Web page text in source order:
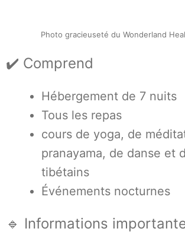
Photo gracieuseté du Wonderland
✔️ Comprend
Hébergement de 7 nuits
Tous les repas
cours de yoga, de
pranayama, de danse et
tibétains
Événements nocturnes
🔹 Informations